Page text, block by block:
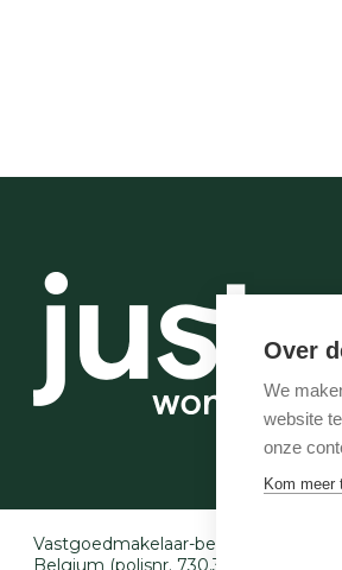
Vastgoedmakelaar-bemiddelaar BIV
Belgium (polisnr. 730.390.160) -
Over
We
website
onze
Kom meer